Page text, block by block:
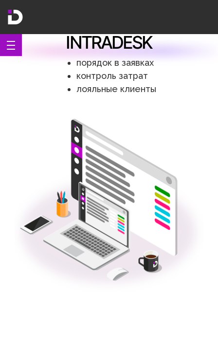
INTRADESK
порядок в заявках
контроль затрат
лояльные клиенты